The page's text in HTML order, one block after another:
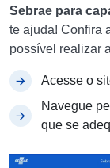
Sebrae para
te ajuda! Confira
possível realizar
Acesse o
Navegue
que se